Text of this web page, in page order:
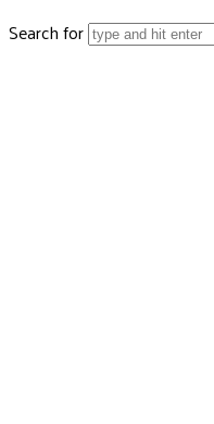
Search for